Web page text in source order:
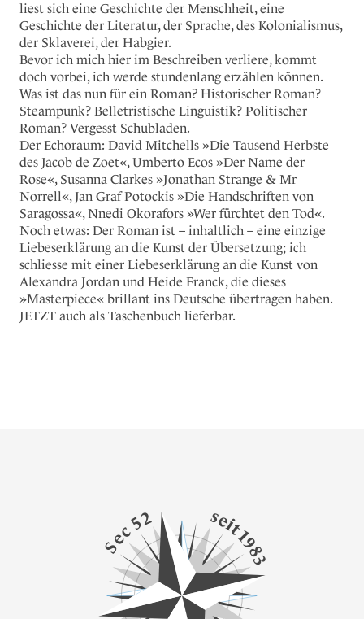
liest sich eine Geschichte der Menschheit, eine
Geschichte der Literatur, der Sprache, des Kolonialismus,
der Sklaverei, der Habgier.
Bevor ich mich hier im Beschreiben verliere, kommt
doch vorbei, ich werde stundenlang erzählen können.
Was ist das nun für ein Roman? Historischer Roman?
Steampunk? Belletristische Linguistik? Politischer
Roman? Vergesst Schubladen.
Der Echoraum: David Mitchells »Die Tausend Herbste
des Jacob de Zoet«, Umberto Ecos »Der Name der
Rose«, Susanna Clarkes »Jonathan Strange & Mr
Norrell«, Jan Graf Potockis »Die Handschriften von
Saragossa«, Nnedi Okorafors »Wer fürchtet den Tod«.
Noch etwas: Der Roman ist – inhaltlich – eine einzige
Liebeserklärung an die Kunst der Übersetzung; ich
schliesse mit einer Liebeserklärung an die Kunst von
Alexandra Jordan und Heide Franck, die dieses
»Masterpiece« brillant ins Deutsche übertragen haben.
JETZT auch als Taschenbuch lieferbar.
S
e
c52 sei
t
1
9
8
3